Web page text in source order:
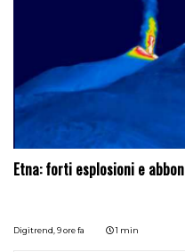
Etna: forti esplosioni e
Digitrend, 9 ore fa 1 min